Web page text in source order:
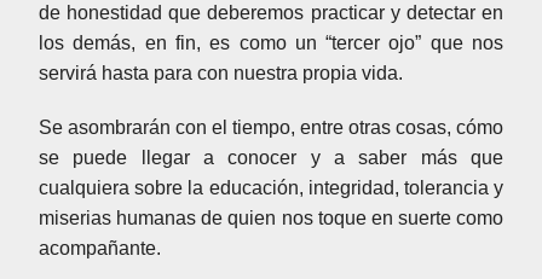
de honestidad que deberemos practicar y detectar en
los demás, en fin, es como un “tercer ojo” que nos
servirá hasta para con nuestra propia vida.
Se asombrarán con el tiempo, entre otras cosas, cómo
se puede llegar a conocer y a saber más que
cualquiera sobre la educación, integridad, tolerancia y
miserias humanas de quien nos toque en suerte como
acompañante.